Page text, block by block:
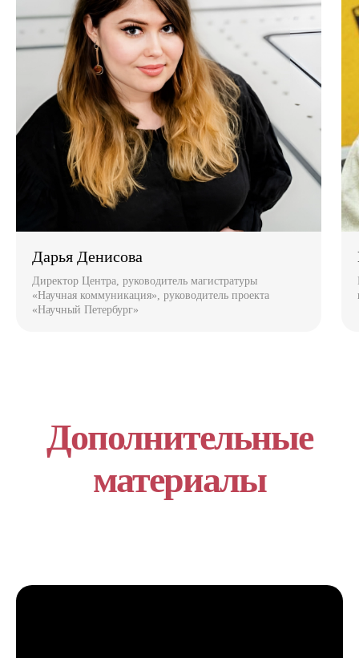
Дарья Денисова
Директор Центра, руководитель магистратуры
«Научная коммуникация‎», руководитель проекта
«Научный Петербург»
Дополнительные
материалы